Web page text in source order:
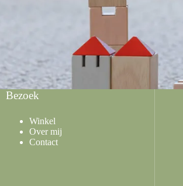
Bezoek
Winkel
Over mij
Contact